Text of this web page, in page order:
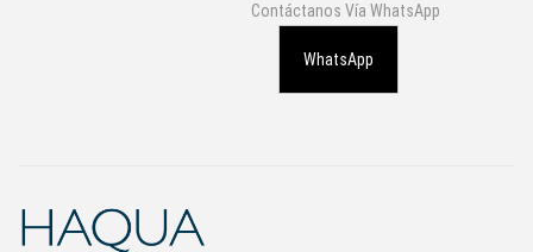
Contáctanos Vía WhatsApp
WhatsApp